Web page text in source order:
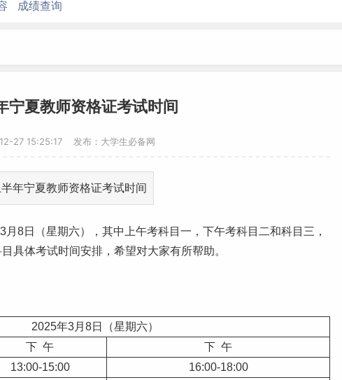
成绩查询
宁夏教师资格证考试时间
27 15:25:17 发布：大学生必备网
8日（星期六），其中上午考科目一，下午考科目二和科目三，
具体考试时间安排，希望对大家有所帮助。
2025年3月8日（星期六）
下 午
下 午
13:00-15:00
16:00-18:00